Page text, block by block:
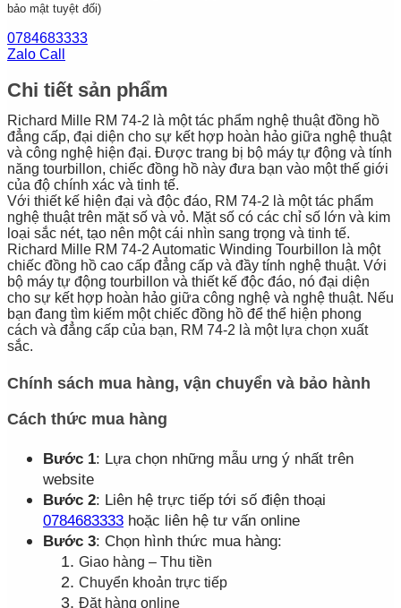
bảo mật tuyệt đối)
0784683333
Zalo Call
Chi tiết sản phẩm
Richard Mille RM 74-2 là một tác phẩm nghệ thuật đồng hồ
đẳng cấp, đại diện cho sự kết hợp hoàn hảo giữa nghệ thuật
và công nghệ hiện đại. Được trang bị bộ máy tự động và tính
năng tourbillon, chiếc đồng hồ này đưa bạn vào một thế giới
của độ chính xác và tinh tế.
Với thiết kế hiện đại và độc đáo, RM 74-2 là một tác phẩm
nghệ thuật trên mặt số và vỏ. Mặt số có các chỉ số lớn và kim
loại sắc nét, tạo nên một cái nhìn sang trọng và tinh tế.
Richard Mille RM 74-2 Automatic Winding Tourbillon là một
chiếc đồng hồ cao cấp đẳng cấp và đầy tính nghệ thuật. Với
bộ máy tự động tourbillon và thiết kế độc đáo, nó đại diện
cho sự kết hợp hoàn hảo giữa công nghệ và nghệ thuật. Nếu
bạn đang tìm kiếm một chiếc đồng hồ để thể hiện phong
cách và đẳng cấp của bạn, RM 74-2 là một lựa chọn xuất
sắc.
Chính sách mua hàng, vận chuyển và bảo hành
Cách thức mua hàng
Bước 1: Lựa chọn những mẫu ưng ý nhất trên
website
Bước 2: Liên hệ trực tiếp tới số điện thoại
0784683333 hoặc liên hệ tư vấn online
Bước 3: Chọn hình thức mua hàng:
Giao hàng – Thu tiền
Chuyển khoản trực tiếp
Đặt hàng online